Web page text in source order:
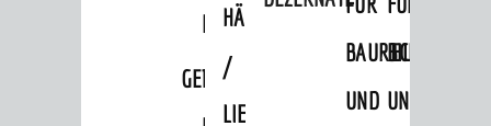
DENKMALSCHUTZ
GENEHMIGUNGSVERFAHREN
TAG
HÄUSER
/
LIEGENSCHAFTEN
BAURECHT
UND
BILDUNG
UND